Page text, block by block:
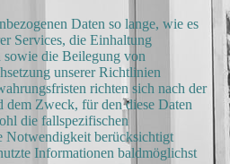
Daten so lange, wie es
Services, die Einhaltung
die Beilegung von
unserer Richtlinien
richten sich nach der
dem Zweck, für den diese Daten
die fallspezifischen
Notwendigkeit berücksichtigt
Informationen baldmöglichst